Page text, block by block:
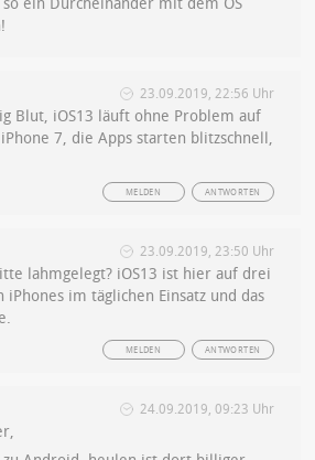
ein Durcheinander mit dem OS
23.09.2019, 22:56 Uhr
Blut, iOS13 läuft ohne Problem auf
7, die Apps starten blitzschnell,
ANTWORTEN
MELDEN
23.09.2019, 23:50 Uhr
lahmgelegt? iOS13 ist hier auf drei
iPhones im täglichen Einsatz und das
ANTWORTEN
MELDEN
24.09.2019, 09:23 Uhr